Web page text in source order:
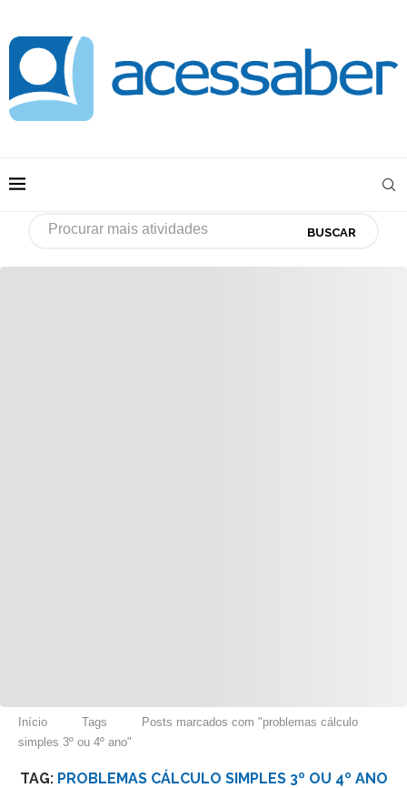
BUSCAR
Início Tags
Posts marcados com "problemas cálculo
simples 3º ou 4º ano"
TAG: PROBLEMAS CÁLCULO SIMPLES 3º OU 4º ANO